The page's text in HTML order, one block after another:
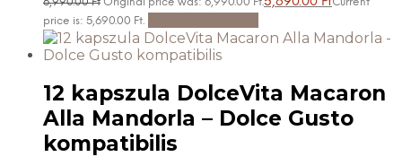
price is: 5,690.00 Ft.
12 kapszula DolceVita Macaron
Alla Mandorla – Dolce Gusto
kompatibilis